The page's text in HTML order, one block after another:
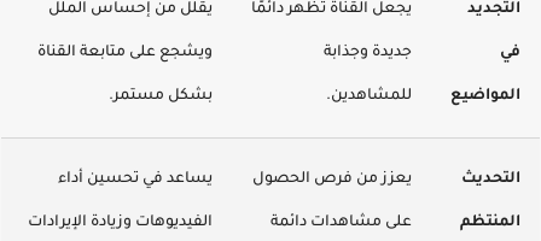
التجديد
في
المواضيع
يجعل القناة تظهر دائمًا
جديدة وجذابة
للمشاهدين.
يقلل من إحساس الملل
ويشجع على متابعة القناة
بشكل مستمر.
التحديث
المنتظم
يعزز من فرص الحصول
على مشاهدات دائمة
يساعد في تحسين أداء
الفيديوهات وزيادة الإيرادات